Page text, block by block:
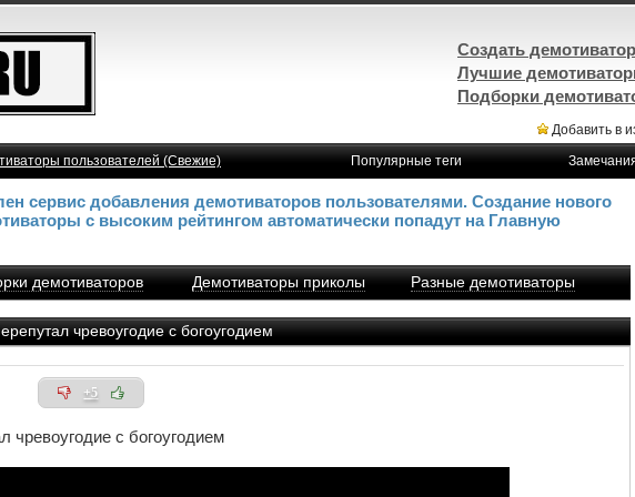
Добавить в
пользователей (Свежие)
Популярные теги
сервис добавления демотиваторов пользователями. Создание нового
с высоким рейтингом автоматически попадут на Главную
демотиваторов Демотиваторы приколы Разные демотиваторы
чревоугодие с богоугодием
+5
чревоугодие с богоугодием
Создать демотиватор
Лучшие
Подборки